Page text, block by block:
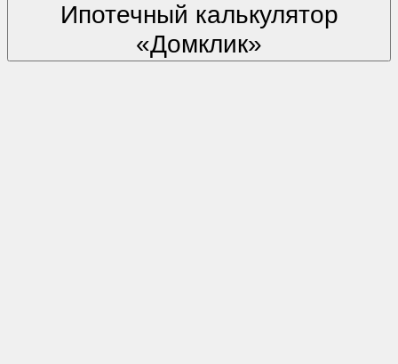
Ипотечный калькулятор
«Домклик»